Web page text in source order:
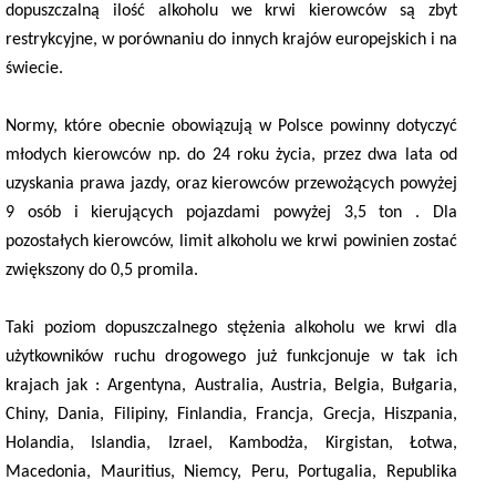
dopuszczalną ilość alkoholu we krwi kierowców są zbyt
restrykcyjne, w porównaniu do innych krajów europejskich i na
świecie.
Normy, które obecnie obowiązują w Polsce powinny dotyczyć
młodych kierowców np. do 24 roku życia, przez dwa lata od
uzyskania prawa jazdy, oraz kierowców przewożących powyżej
9 osób i kierujących pojazdami powyżej 3,5 ton . Dla
pozostałych kierowców, limit alkoholu we krwi powinien zostać
zwiększony do 0,5 promila.
Taki poziom dopuszczalnego stężenia alkoholu we krwi dla
użytkowników ruchu drogowego już funkcjonuje w tak ich
krajach jak : Argentyna, Australia, Austria, Belgia, Bułgaria,
Chiny, Dania, Filipiny, Finlandia, Francja, Grecja, Hiszpania,
Holandia, Islandia, Izrael, Kambodża, Kirgistan, Łotwa,
Macedonia, Mauritius, Niemcy, Peru, Portugalia, Republika